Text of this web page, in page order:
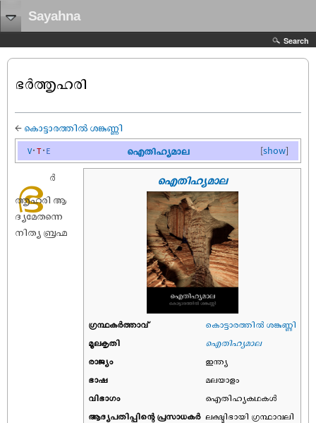
Sayahna
Search
ഭർത്തൃഹരി
← കൊട്ടാരത്തിൽ ശങ്കുണ്ണി
[show]
v t e ഐതിഹ്യമാല
ഐതിഹ്യമാല
ഗ്രന്ഥകർത്താവ്
കൊട്ടാരത്തിൽ ശങ്കുണ്ണി
മൂലകൃതി
ഐതിഹ്യമാല
രാജ്യം
ഇന്ത്യ
ഭാഷ
മലയാളം
വിഭാഗം
ഐതിഹ്യകഥകൾ
ആദ്യപതിപ്പിന്റെ പ്രസാധകര്‍ ലക്ഷ്മിഭായി ഗ്രന്ഥാവലി
ഭ ർ
ത്തൃഹരി ആ
ദ്യമേതന്നെ
നിത്യ ബ്രഹ്മ